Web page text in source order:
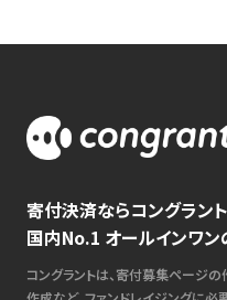
寄付決済ならコングラント
国内No.1 オールインワン
コングラントは、寄付募集ページの